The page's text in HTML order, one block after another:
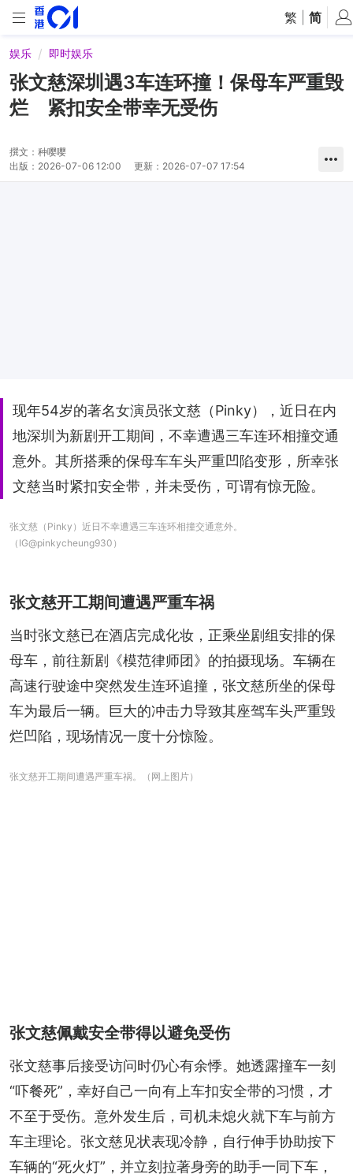
繁 简
娱乐 即时娱乐
张文慈深圳遇3车连环撞！保母车严重毁
烂 紧扣安全带幸无受伤
撰文： 种嘤嘤
出版： 2026-07-06 12:00 更新： 2026-07-07 17:54
现年54岁的著名女演员张文慈（Pinky），近日在内
地深圳为新剧开工期间，不幸遭遇三车连环相撞交通
意外。其所搭乘的保母车车头严重凹陷变形，所幸张
文慈当时紧扣安全带，并未受伤，可谓有惊无险。
张文慈（Pinky）近日不幸遭遇三车连环相撞交通意外。
（IG@pinkycheung930）
张文慈开工期间遭遇严重车祸
当时张文慈已在酒店完成化妆，正乘坐剧组安排的保
母车，前往新剧《模范律师团》的拍摄现场。车辆在
高速行驶途中突然发生连环追撞，张文慈所坐的保母
车为最后一辆。巨大的冲击力导致其座驾车头严重毁
烂凹陷，现场情况一度十分惊险。
张文慈开工期间遭遇严重车祸。（网上图片）
张文慈佩戴安全带得以避免受伤
张文慈事后接受访问时仍心有余悸。她透露撞车一刻
“吓餐死”，幸好自己一向有上车扣安全带的习惯，才
不至于受伤。意外发生后，司机未熄火就下车与前方
车主理论。张文慈见状表现冷静，自行伸手协助按下
车辆的“死火灯”，并立刻拉著身旁的助手一同下车，